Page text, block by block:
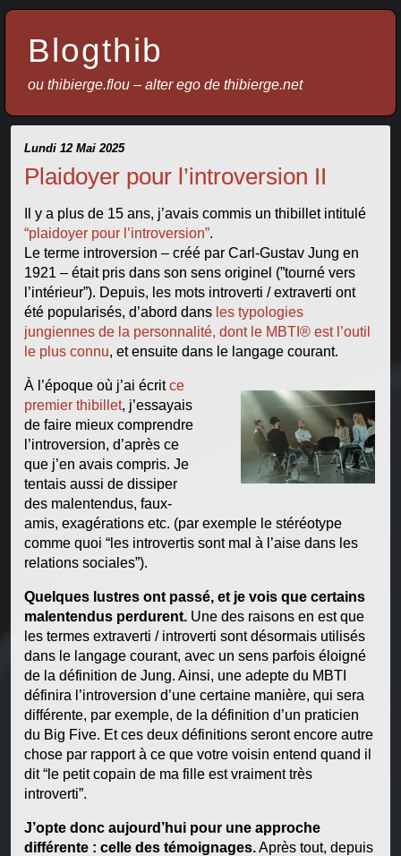
Blogthib
ou thibierge.flou – alter ego de thibierge.net
Lundi 12 Mai 2025
Plaidoyer pour l’introversion II
Il y a plus de 15 ans, j’avais commis un thibillet intitulé
“plaidoyer pour l’introversion”.
Le terme introversion – créé par Carl-Gustav Jung en
1921 – était pris dans son sens originel (”tourné vers
l’intérieur”). Depuis, les mots introverti / extraverti ont
été popularisés, d’abord dans les typologies
jungiennes de la personnalité, dont le MBTI® est l’outil
le plus connu, et ensuite dans le langage courant.
À l’époque où j’ai écritce
premier thibillet, j’essayais
de faire mieux comprendre
l’introversion, d’après ce
que j’en avais compris. Je
tentais aussi de dissiper
des malentendus, faux-
amis, exagérations etc. (par exemple le stéréotype
comme quoi “les introvertis sont mal à l’aise dans les
relations sociales”).
Quelques lustres ont passé, et je vois que certains
malentendus perdurent.Une des raisons en est que
les termes extraverti / introverti sont désormais utilisés
dans le langage courant, avec un sens parfois éloigné
de la définition de Jung. Ainsi, une adepte du MBTI
définira l’introversion d’une certaine manière, qui sera
différente, par exemple, de la définition d’un praticien
du Big Five. Et ces deux définitions seront encore autre
chose par rapport à ce que votre voisin entend quand il
dit “le petit copain de ma fille est vraiment très
introverti”.
J’opte donc aujourd’hui pour une approche
différente : celle des témoignages.Après tout, depuis